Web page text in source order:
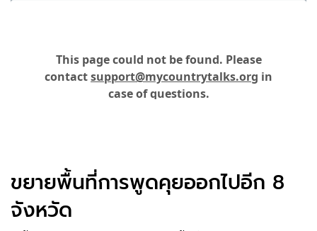
ขยายพื้นที่การพูดคุยออกไปอีก 8
จังหวัด